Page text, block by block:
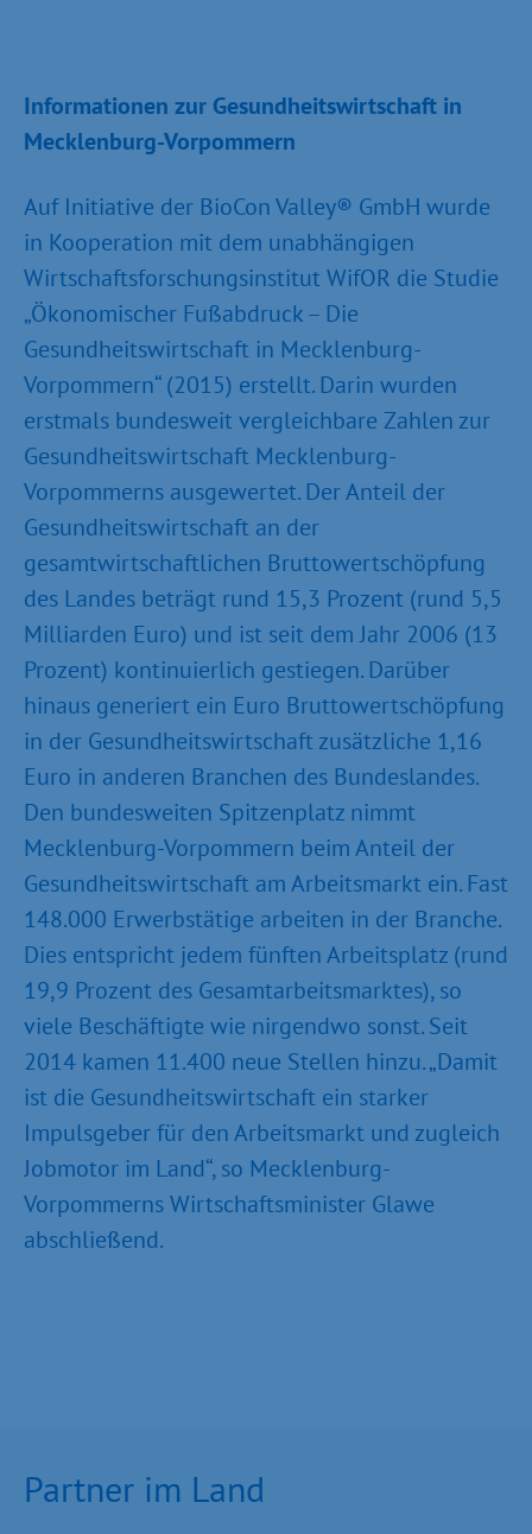
Informationen zur Gesundheitswirtschaft in
Mecklenburg-Vorpommern
Auf Initiative der BioCon Valley® GmbH wurde
in Kooperation mit dem unabhängigen
Wirtschaftsforschungsinstitut WifOR die Studie
„Ökonomischer Fußabdruck – Die
Gesundheitswirtschaft in Mecklenburg-
Vorpommern“ (2015) erstellt. Darin wurden
erstmals bundesweit vergleichbare Zahlen zur
Gesundheitswirtschaft Mecklenburg-
Vorpommerns ausgewertet. Der Anteil der
Gesundheitswirtschaft an der
gesamtwirtschaftlichen Bruttowertschöpfung
des Landes beträgt rund 15,3 Prozent (rund 5,5
Milliarden Euro) und ist seit dem Jahr 2006 (13
Prozent) kontinuierlich gestiegen. Darüber
hinaus generiert ein Euro Bruttowertschöpfung
in der Gesundheitswirtschaft zusätzliche 1,16
Euro in anderen Branchen des Bundeslandes.
Den bundesweiten Spitzenplatz nimmt
Mecklenburg-Vorpommern beim Anteil der
Gesundheitswirtschaft am Arbeitsmarkt ein. Fast
148.000 Erwerbstätige arbeiten in der Branche.
Dies entspricht jedem fünften Arbeitsplatz (rund
19,9 Prozent des Gesamtarbeitsmarktes), so
viele Beschäftigte wie nirgendwo sonst. Seit
2014 kamen 11.400 neue Stellen hinzu. „Damit
ist die Gesundheitswirtschaft ein starker
Impulsgeber für den Arbeitsmarkt und zugleich
Jobmotor im Land“, so Mecklenburg-
Vorpommerns Wirtschaftsminister Glawe
abschließend.
Partner im Land